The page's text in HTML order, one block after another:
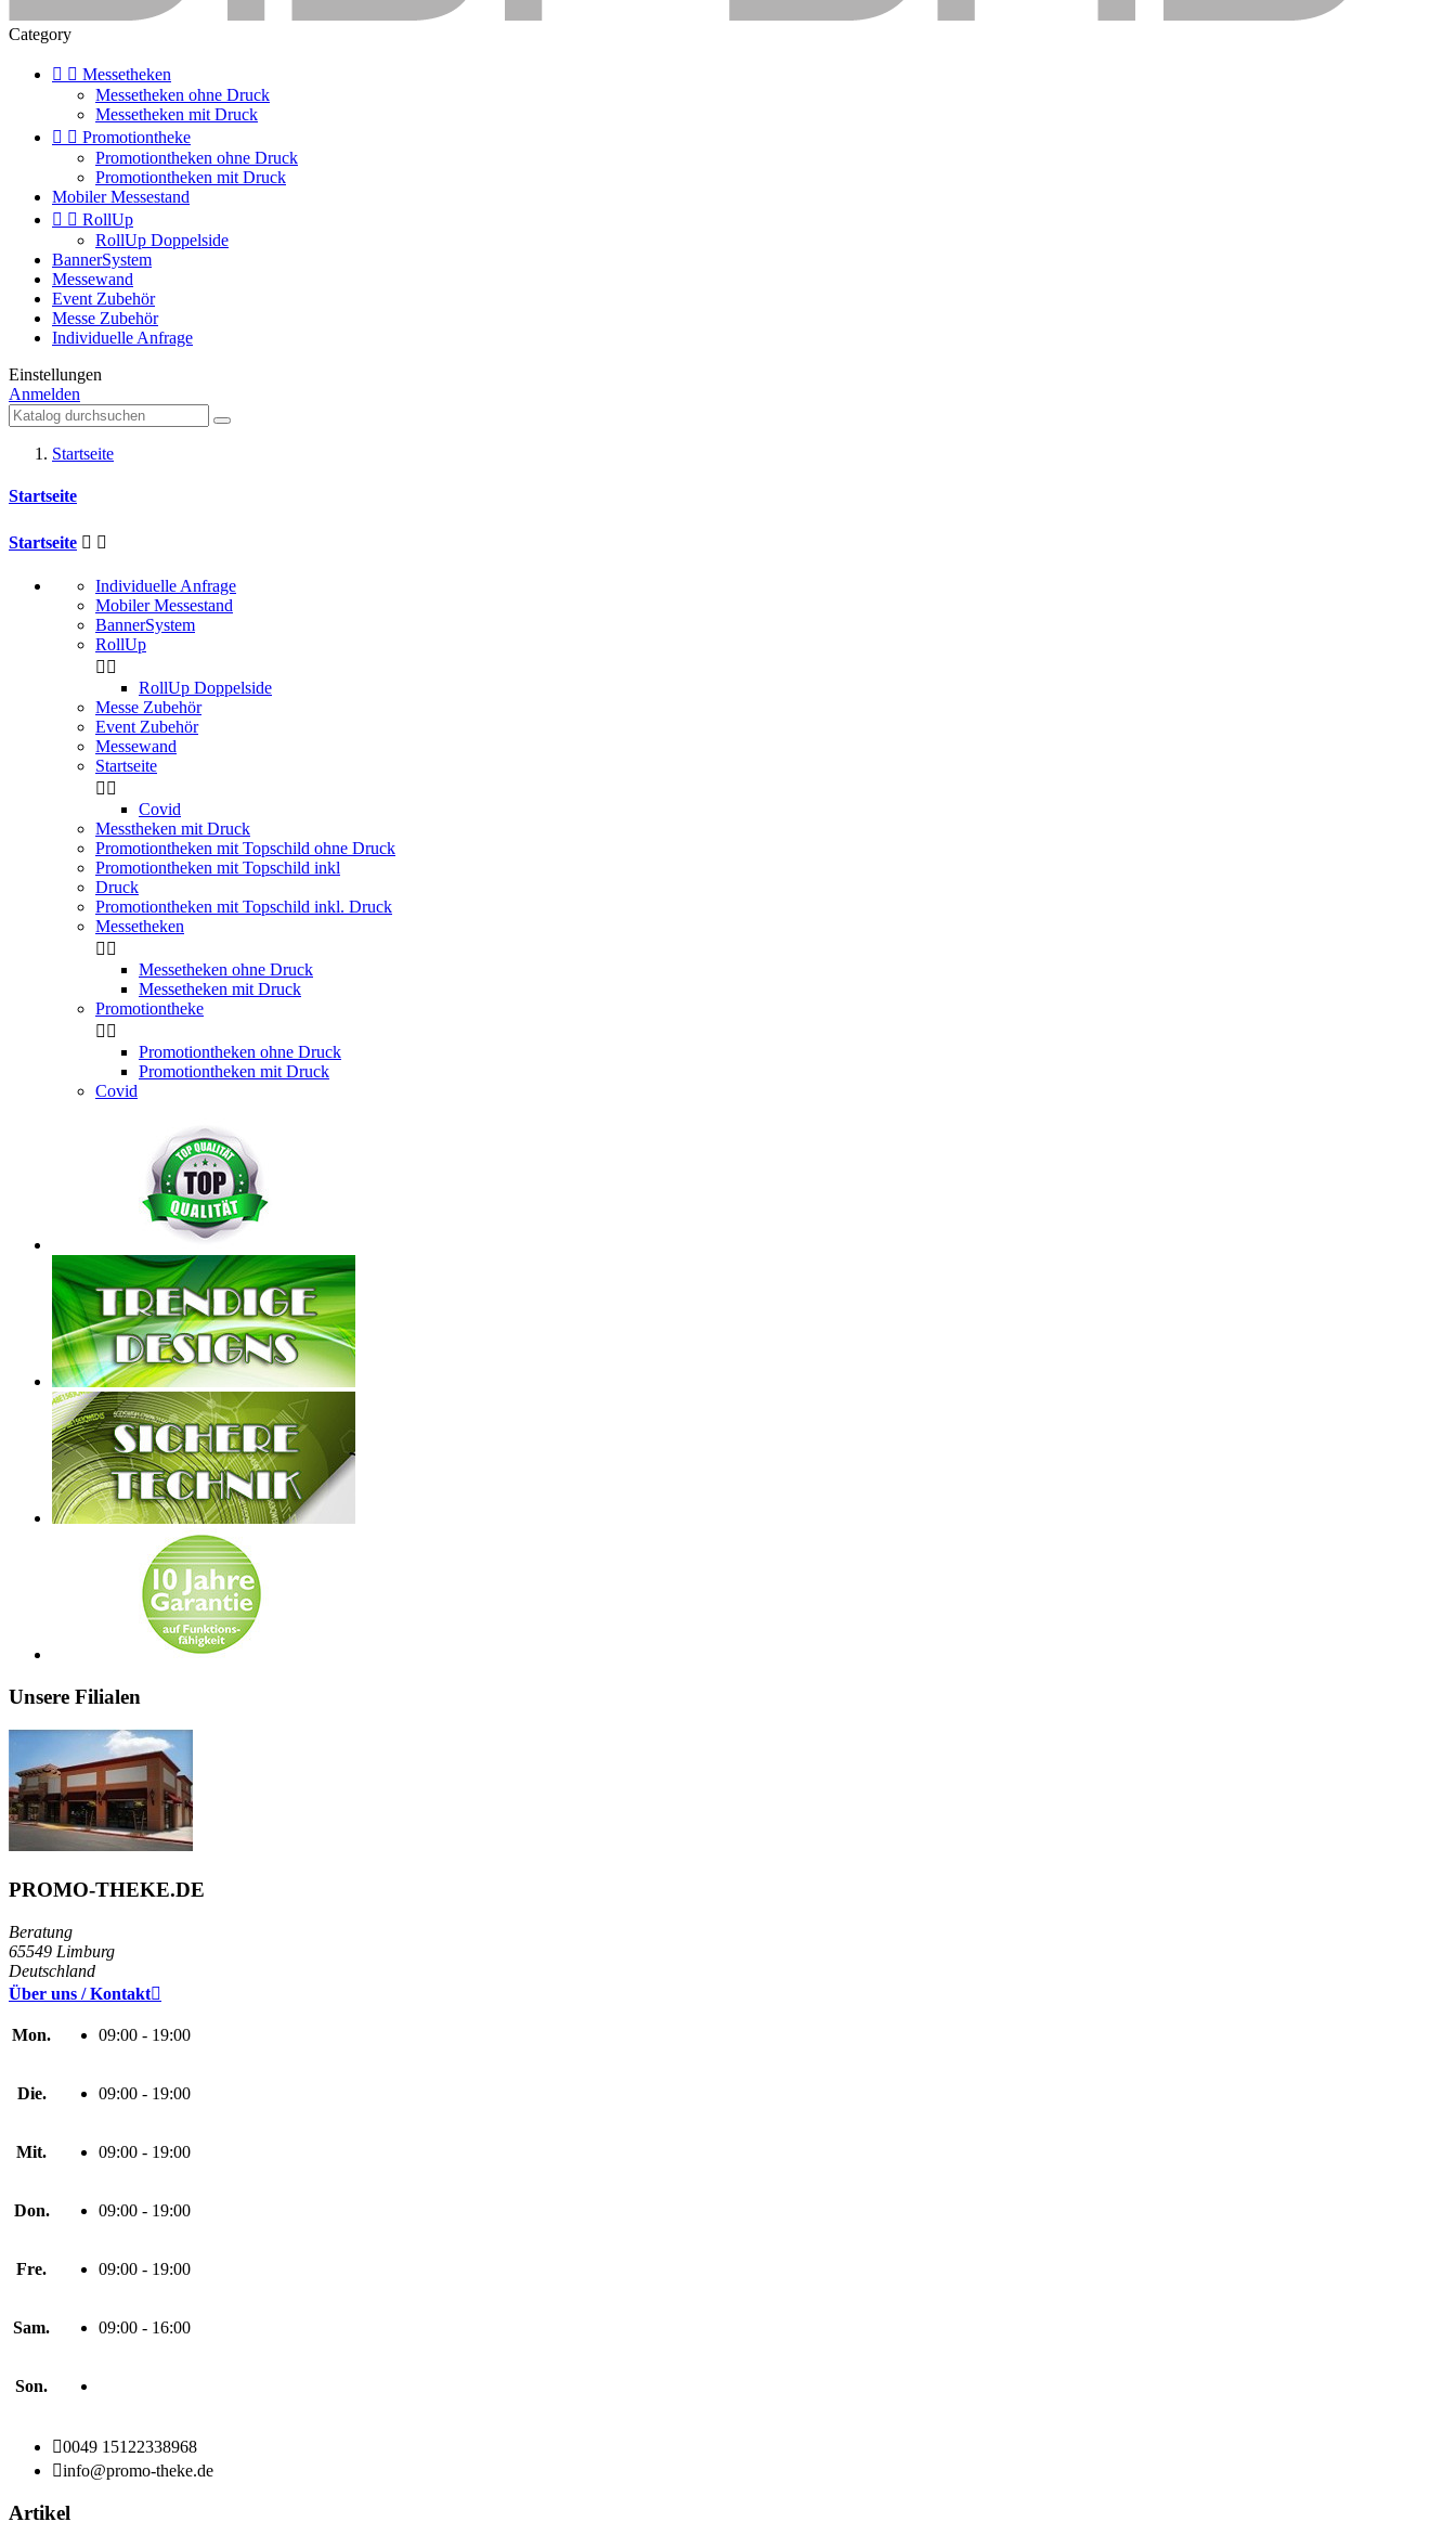
Category
  Messetheken
Messetheken ohne Druck
Messetheken mit Druck
  Promotiontheke
Promotiontheken ohne Druck
Promotiontheken mit Druck
Mobiler Messestand
  RollUp
RollUp Doppelside
BannerSystem
Messewand
Event Zubehör
Messe Zubehör
Individuelle Anfrage
Einstellungen
Anmelden
Startseite
Startseite
Startseite  
Individuelle Anfrage
Mobiler Messestand
BannerSystem
RollUp
 
RollUp Doppelside
Messe Zubehör
Event Zubehör
Messewand
Startseite
 
Covid
Messtheken mit Druck
Promotiontheken mit Topschild ohne Druck
Promotiontheken mit Topschild inkl
Druck
Promotiontheken mit Topschild inkl. Druck
Messetheken
 
Messetheken ohne Druck
Messetheken mit Druck
Promotiontheke
 
Promotiontheken ohne Druck
Promotiontheken mit Druck
Covid
Unsere Filialen
PROMO-THEKE.DE
Beratung
65549 Limburg
Deutschland
Über uns / Kontakt
Mon. 09:00 - 19:00
Die. 09:00 - 19:00
Mit. 09:00 - 19:00
Don. 09:00 - 19:00
Fre. 09:00 - 19:00
Sam. 09:00 - 16:00
Son.
0049 15122338968
info@promo-theke.de
Artikel